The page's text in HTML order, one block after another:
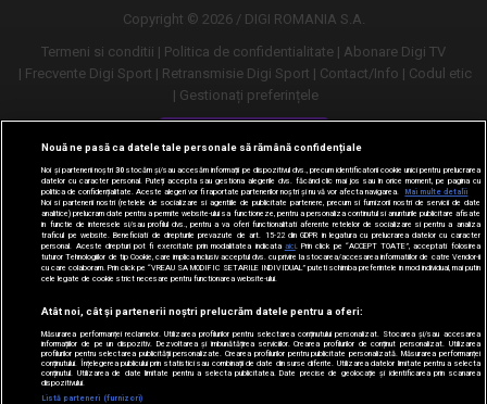
Copyright © 2026 / DIGI ROMANIA S.A.
Termeni si conditii
Politica de confidentialitate
Abonare Digi TV
Frecvente Digi Sport
Retransmisie Digi Sport Contact/Info
Codul etic
Gestionați preferințele
Versiune desktop
Nouă ne pasă ca datele tale personale să rămână confidențiale
Noi și partenerii noștri30stocăm și/sau accesăm informații pe dispozitivul dvs., precum identificatorii cookie unici pentru prelucrarea
datelor cu caracter personal. Puteți accepta sau gestiona alegerile dvs. făcând clic mai jos sau în orice moment, pe pagina cu
politica de confidențialitate. Aceste alegeri vor fi raportate partenerilor noștri și nu vă vor afecta navigarea.
Mai multe detalii
Noi si partenerii nostri (retelele de socializare si agentiile de publicitate partenere, precum si furnizorii nostri de servicii de date
analitice) prelucram date pentru a permite website-ului sa functioneze, pentru a personaliza continutul si anunturile publicitare afisate
in functie de interesele si/sau profilul dvs., pentru a va oferi functionalitati aferente retelelor de socializare si pentru a analiza
traficul pe website. Beneficiati de drepturile prevazute de art. 15-22 din GDPR in legatura cu prelucrarea datelor cu caracter
personal. Aceste drepturi pot fi exercitate prin modalitatea indicata aici. Prin click pe “ACCEPT TOATE”, acceptati folosirea
tuturor Tehnologiilor de tip Cookie, care implica inclusiv acceptul dvs. cu privire la stocarea/accesarea informatiilor de catre Vendor-ii
cu care colaboram. Prin click pe “VREAU SA MODIFIC SETARILE INDIVIDUAL” puteti schimba preferintele in mod individual, mai putin
cele legate de cookie strict necesare pentru functionarea website-ului.
Atât noi, cât și partenerii noștri prelucrăm datele pentru a oferi:
Măsurarea performanței reclamelor. Utilizarea profilurilor pentru selectarea conținutului personalizat. Stocarea și/sau accesarea
informațiilor de pe un dispozitiv. Dezvoltarea și îmbunătățirea serviciilor. Crearea profilurilor de conținut personalizat. Utilizarea
profilurilor pentru selectarea publicității personalizate. Crearea profilurilor pentru publicitate personalizată. Măsurarea performanței
conținutului. Înțelegerea publicului prin statistici sau combinații de date din surse diferite. Utilizarea datelor limitate pentru a selecta
conținutul. Utilizarea de date limitate pentru a selecta publicitatea. Date precise de geolocație și identificarea prin scanarea
dispozitivului.
Listă parteneri (furnizori)